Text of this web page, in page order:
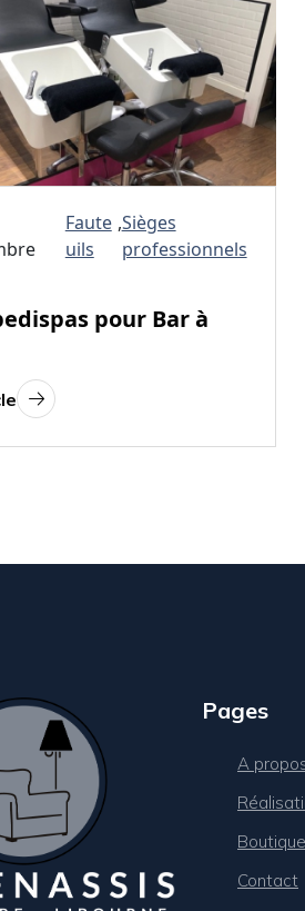
Faute
uils
,Sièges
professionnels
pour Bar à
Pages
A
Boutique
Contact